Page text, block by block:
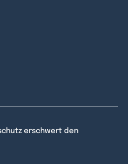
erschwert den